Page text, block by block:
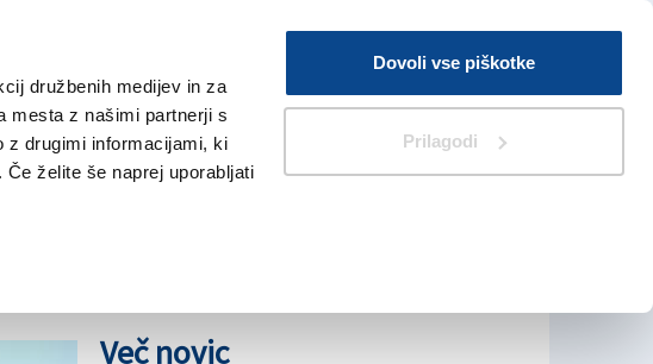
družbenih medijev in za
mesta z našimi partnerji s
z drugimi informacijami, ki
želite še naprej uporabljati
Dovoli vse piškotke
Prilagodi
V Kioskih
Iskanje
ŠE
Več novic